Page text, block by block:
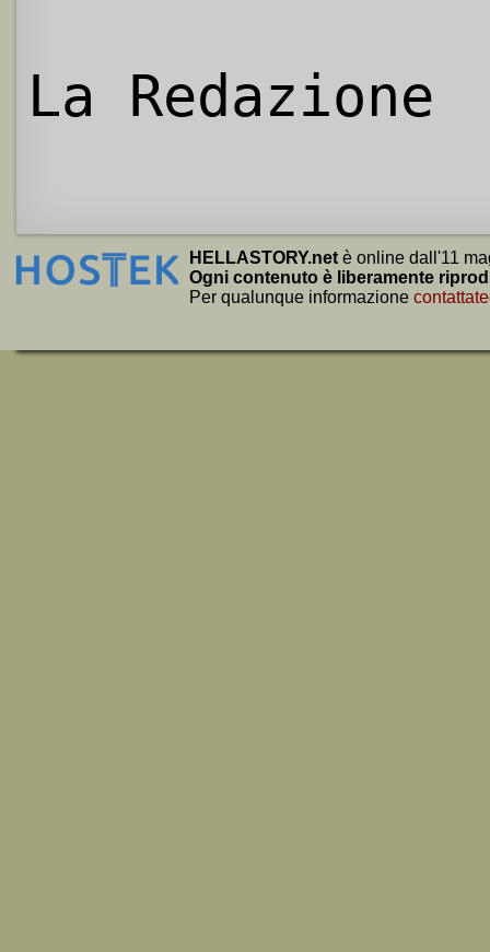
La Redazione
HELLASTORY.net è online dall'11
Ogni contenuto è liberamente
Per qualunque informazione